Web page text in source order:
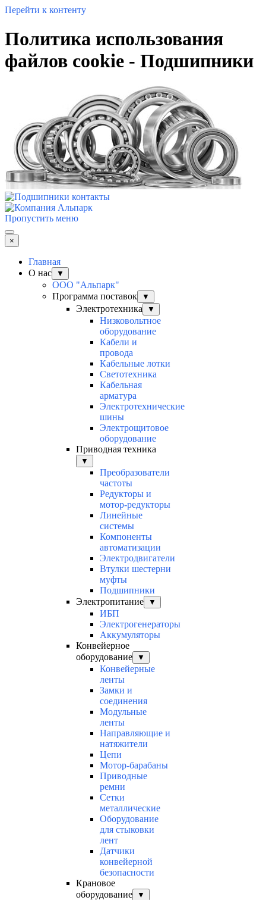
Перейти к контенту
Политика использования
файлов cookie - Подшипники
Пропустить меню
×
Главная
О нас
▼
ООО "Альпарк"
Программа поставок
▼
Электротехника ▼
Низковольтное
оборудование
Кабели и
провода
Кабельные лотки
Светотехника
Кабельная
арматура
Электротехнические
шины
Электрощитовое
оборудование
Приводная техника
▼
Преобразователи
частоты
Редукторы и
мотор-редукторы
Линейные
системы
Компоненты
автоматизации
Электродвигатели
Втулки шестерни
муфты
Подшипники
Электропитание
▼
ИБП
Электрогенераторы
Аккумуляторы
Конвейерное
оборудование
▼
Конвейерные
ленты
Замки и
соединения
Модульные
ленты
Направляющие и
натяжители
Цепи
Мотор-барабаны
Приводные
ремни
Сетки
металлические
Оборудование
для стыковки
лент
Датчики
конвейерной
безопасности
Крановое
оборудование
▼